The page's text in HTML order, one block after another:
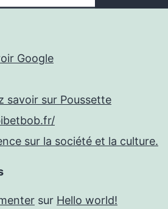
Google
savoir sur Poussette
sur la société et la culture.
sur Hello world!